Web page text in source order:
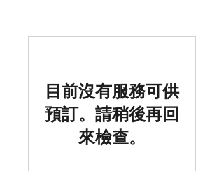
目前沒有服務可供
預訂。請稍後再回
來檢查。